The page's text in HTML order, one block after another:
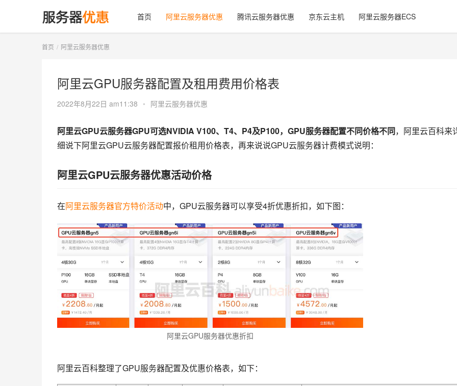
首页 阿里云服务器优惠 腾讯云服务器优惠 京东云主机 阿里云服务器ECS
首页 阿里云服务器优惠
阿里云GPU服务器配置及租用费用价格表
2022年8月22日 am11:38 • 阿里云服务器优惠
阿里云GPU云服务器GPU可选NVIDIA V100、T4、P4及P100，GPU服务器配置不同价格不同，阿里云百科来
细说下阿里云GPU云服务器配置报价租用价格表，再来说说GPU云服务器计费模式说明：
阿里云GPU云服务器优惠活动价格
在阿里云服务器官方特价活动中，GPU云服务器可以享受4折优惠折扣，如下图：
阿里云GPU服务器优惠折扣
阿里云百科整理了GPU服务器配置及优惠价格表，如下：